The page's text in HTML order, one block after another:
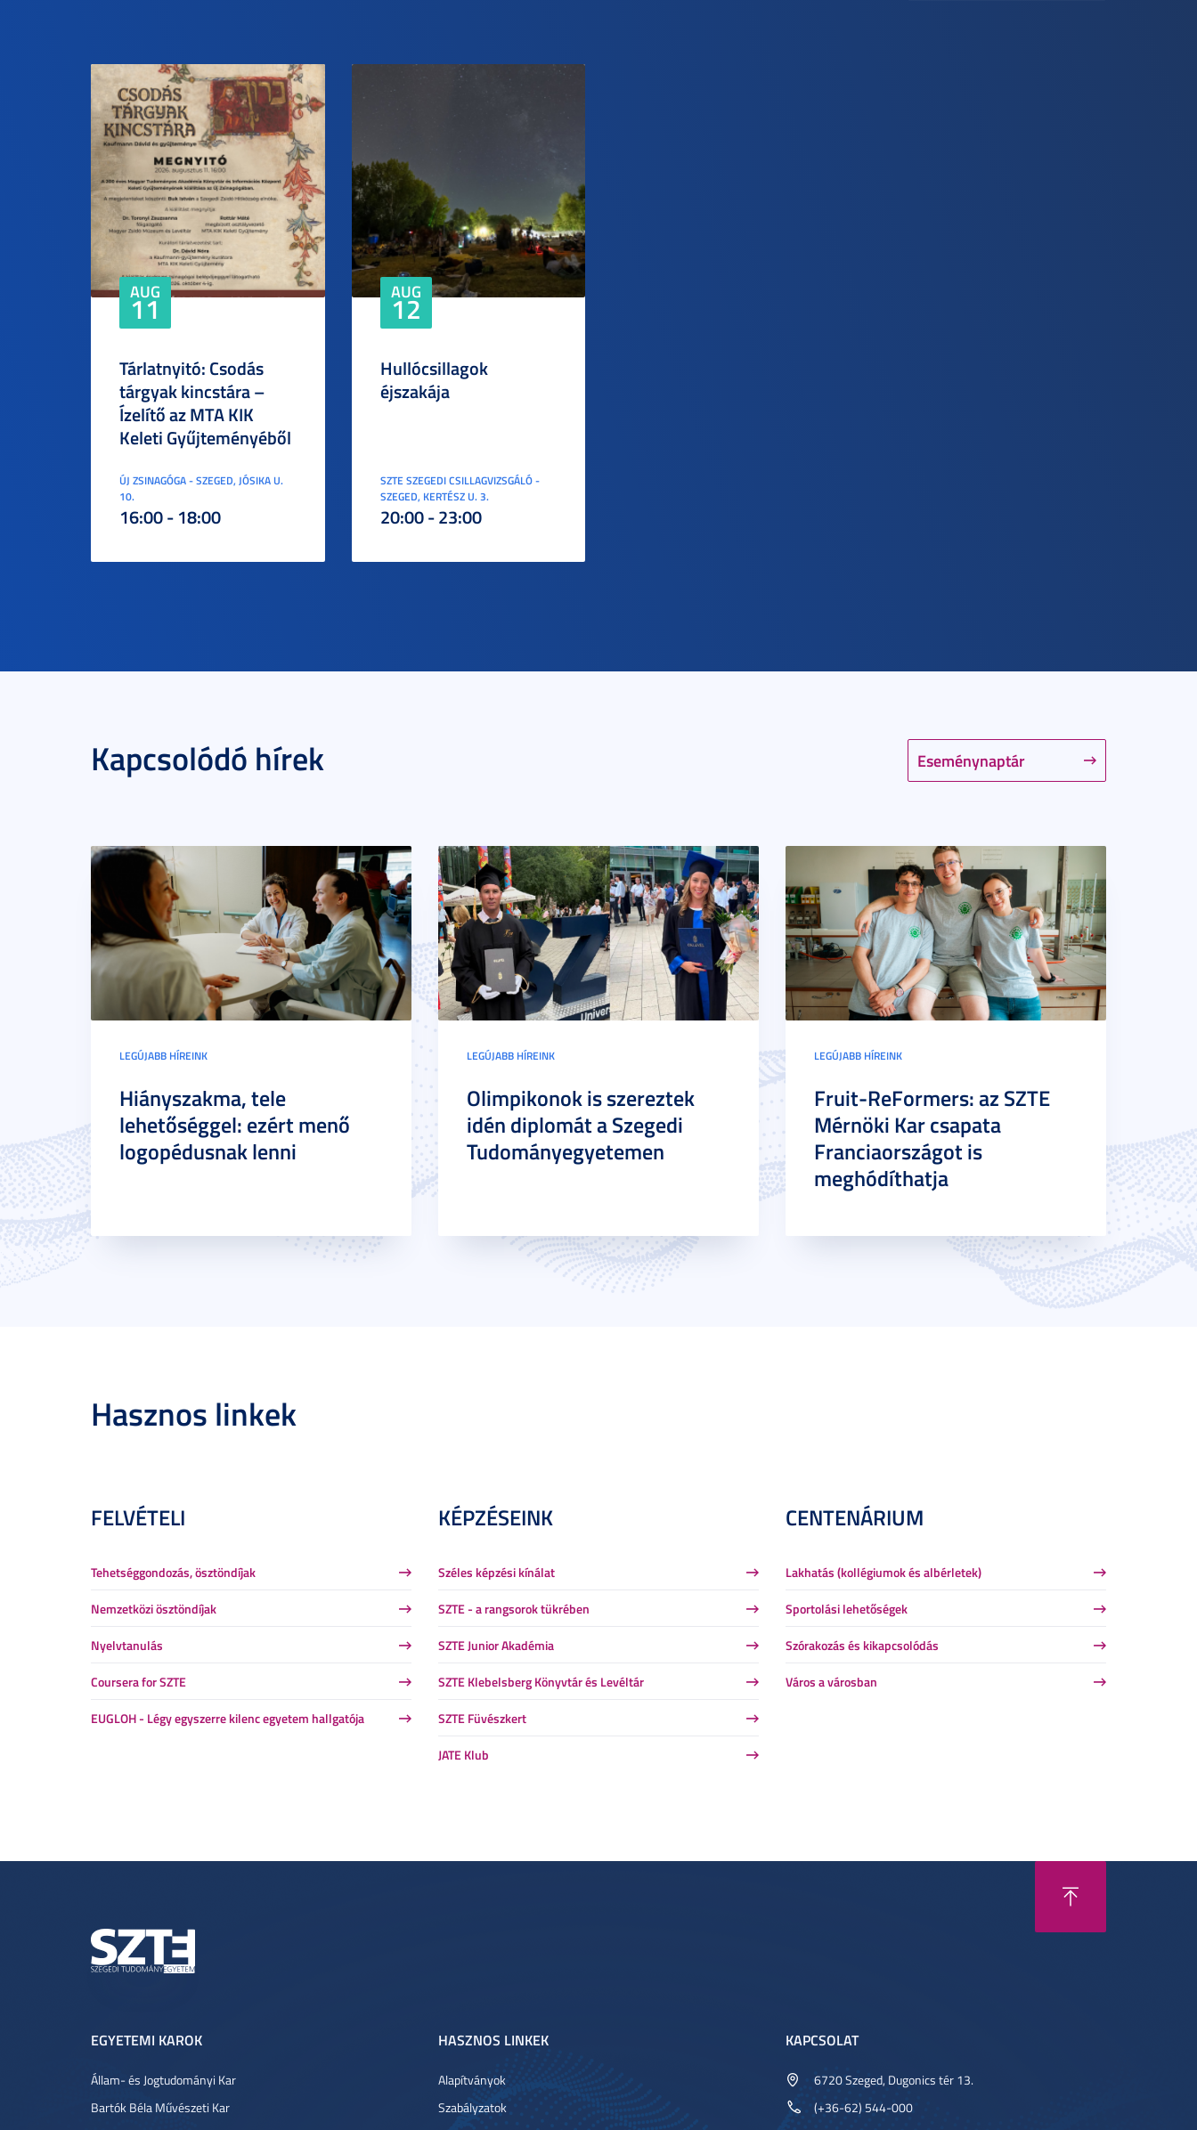
AUG
11
Tárlatnyitó: Csodás
tárgyak kincstára –
Ízelítő az MTA KIK
Keleti Gyűjteményéből
ÚJ ZSINAGÓGA - SZEGED, JÓSIKA U.
10.
16:00 - 18:00
AUG
12
Hullócsillagok
éjszakája
SZTE SZEGEDI CSILLAGVIZSGÁLÓ -
SZEGED, KERTÉSZ U. 3.
20:00 - 23:00
Kapcsolódó hírek Eseménynaptár
LEGÚJABB HÍREINK
Hiányszakma, tele
lehetőséggel: ezért menő
logopédusnak lenni
LEGÚJABB HÍREINK
Olimpikonok is szereztek
idén diplomát a Szegedi
Tudományegyetemen
LEGÚJABB HÍREINK
Fruit-ReFormers: az SZTE
Mérnöki Kar csapata
Franciaországot is
meghódíthatja
Hasznos linkek
FELVÉTELI
Tehetséggondozás, ösztöndíjak
Nemzetközi ösztöndíjak
Nyelvtanulás
Coursera for SZTE
EUGLOH - Légy egyszerre kilenc egyetem hallgatója
KÉPZÉSEINK
Széles képzési kínálat
SZTE - a rangsorok tükrében
SZTE Junior Akadémia
SZTE Klebelsberg Könyvtár és Levéltár
SZTE Füvészkert
JATE Klub
CENTENÁRIUM
Lakhatás (kollégiumok és albérletek)
Sportolási lehetőségek
Szórakozás és kikapcsolódás
Város a városban
EGYETEMI KAROK
Állam- és Jogtudományi Kar
Bartók Béla Művészeti Kar
HASZNOS LINKEK
Alapítványok
Szabályzatok
KAPCSOLAT
6720 Szeged, Dugonics tér 13.
(+36-62) 544-000